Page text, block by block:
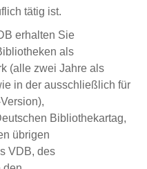
tätig ist.
erhalten Sie
als
(alle zwei Jahre als
in der ausschließlich für
Bibliothekartag,
übrigen
VDB, des